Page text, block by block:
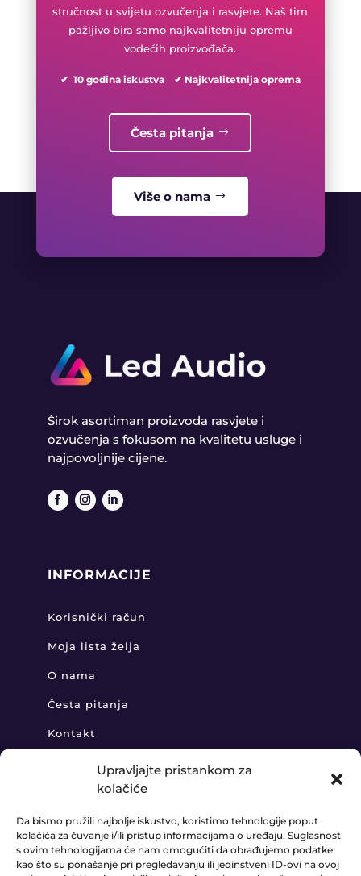
Upravljajte pristankom za
kolačiće
Da bismo pružili najbolje iskustvo, koristimo tehnologije poput
kolačića za čuvanje i/ili pristup informacijama o uređaju. Suglasnost
s ovim tehnologijama će nam omogućiti da obrađujemo podatke
kao što su ponašanje pri pregledavanju ili jedinstveni ID-ovi na ovoj
stručnost u svijetu ozvučenja i rasvjete. Naš tim
pažljivo bira samo najkvalitetniju opremu
vodećih proizvođača.
✔ 10 godina iskustva ✔ Najkvalitetnija oprema
Česta pitanja
Više o nama
Širok asortiman proizvoda rasvjete i
ozvučenja s fokusom na kvalitetu usluge i
najpovoljnije cijene.
INFORMACIJE
Korisnički račun
Moja lista želja
O nama
Česta pitanja
Kontakt
 +385 91 888 6406